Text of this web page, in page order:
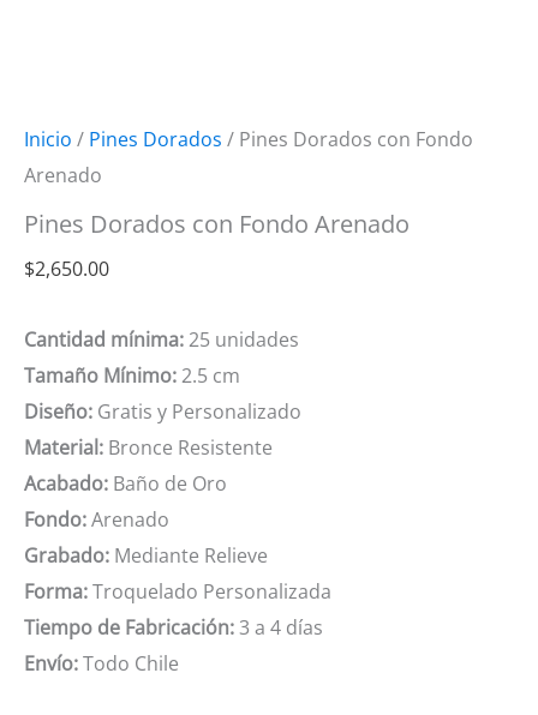
Inicio / Pines Dorados / Pines Dorados con Fondo
Arenado
Pines Dorados con Fondo Arenado
$2,650.00
Cantidad mínima:25 unidades
Tamaño Mínimo:2.5 cm
Diseño: Gratis y Personalizado
Material: Bronce Resistente
Acabado: Baño de Oro
Fondo:Arenado
Grabado: Mediante Relieve
Forma:Troquelado Personalizada
Tiempo de Fabricación:3 a 4 días
Envío:Todo Chile